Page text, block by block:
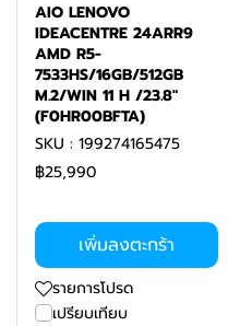
AIO LENOVO
IDEACENTRE 24ARR9
AMD R5-
7533HS/16GB/512GB
M.2/WIN 11 H /23.8"
(F0HR00BFTA)
SKU : 199274165475
฿25,990
เพิ่มลงตะกร้า
รายการโปรด
เปรียบเทียบ